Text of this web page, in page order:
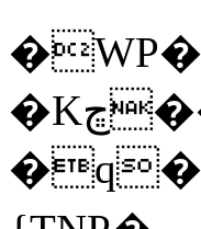
�Kڇ����� ���R-